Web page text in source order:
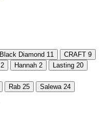
Black Diamond 11 CRAFT 9
2 Hannah 2 Lasting 20
Rab 25 Salewa 24